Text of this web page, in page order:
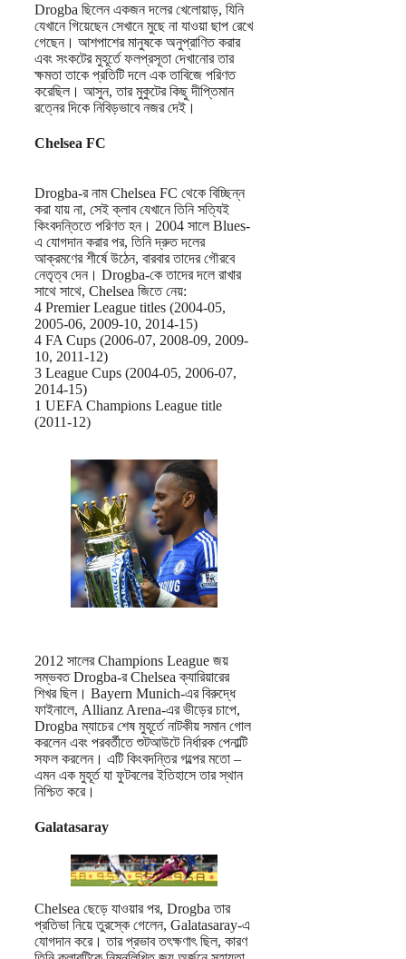
Drogba ছিলেন একজন দলের খেলোয়াড়, যিনি
যেখানে গিয়েছেন সেখানে মুছে না যাওয়া ছাপ রেখে
গেছেন। আশপাশের মানুষকে অনুপ্রাণিত করার
এবং সংকটের মুহূর্তে ফলপ্রসূতা দেখানোর তার
ক্ষমতা তাকে প্রতিটি দলে এক তাবিজে পরিণত
করেছিল। আসুন, তার মুকুটের কিছু দীপ্তিমান
রত্নের দিকে নিবিড়ভাবে নজর দেই।
Chelsea FC
Drogba-র নাম Chelsea FC থেকে বিচ্ছিন্ন
করা যায় না, সেই ক্লাব যেখানে তিনি সত্যিই
কিংবদন্তিতে পরিণত হন। 2004 সালে Blues-
এ যোগদান করার পর, তিনি দ্রুত দলের
আক্রমণের শীর্ষে উঠেন, বারবার তাদের গৌরবে
নেতৃত্ব দেন। Drogba-কে তাদের দলে রাখার
সাথে সাথে, Chelsea জিতে নেয়:
4 Premier League titles (2004-05,
2005-06, 2009-10, 2014-15)
4 FA Cups (2006-07, 2008-09, 2009-
10, 2011-12)
3 League Cups (2004-05, 2006-07,
2014-15)
1 UEFA Champions League title
(2011-12)
2012 সালের Champions League জয়
সম্ভবত Drogba-র Chelsea ক্যারিয়ারের
শিখর ছিল। Bayern Munich-এর বিরুদ্ধে
ফাইনালে, Allianz Arena-এর ভীড়ের চাপে,
Drogba ম্যাচের শেষ মুহূর্তে নাটকীয় সমান গোল
করলেন এবং পরবর্তীতে শুটআউটে নির্ধারক পেনাল্টি
সফল করলেন। এটি কিংবদন্তির গল্পের মতো –
এমন এক মুহূর্ত যা ফুটবলের ইতিহাসে তার স্থান
নিশ্চিত করে।
Galatasaray
Chelsea ছেড়ে যাওয়ার পর, Drogba তার
প্রতিভা নিয়ে তুরস্কে গেলেন, Galatasaray-এ
যোগদান করে। তার প্রভাব তৎক্ষণাৎ ছিল, কারণ